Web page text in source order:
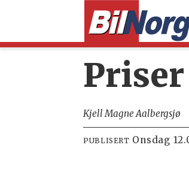
Kjell Magne Aalbergsjø
PUBLISERT onsdag